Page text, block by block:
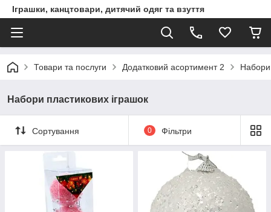
Іграшки, канцтовари, дитячий одяг та взуття
Товари та послуги Додатковий асортимент 2 Набори
Набори пластикових іграшок
Сортування 0 Фільтри